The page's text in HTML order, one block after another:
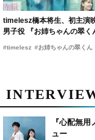
timelesz橋本将生、初主演
男子役 『お姉ちゃんの翠く
#timelesz #お姉ちゃんの翠くん
『心配無
ュー